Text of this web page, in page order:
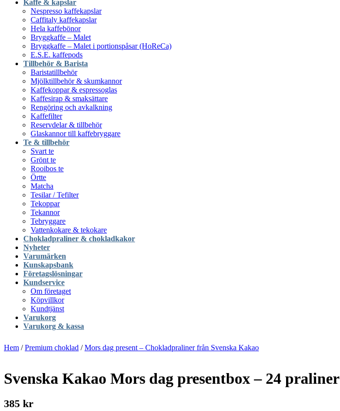
Kaffe & kapslar
Nespresso kaffekapslar
Caffitaly kaffekapslar
Hela kaffebönor
Bryggkaffe – Malet
Bryggkaffe – Malet i portionspåsar (HoReCa)
E.S.E. kaffepods
Tillbehör & Barista
Baristatillbehör
Mjölktillbehör & skumkannor
Kaffekoppar & espressoglas
Kaffesirap & smaksättare
Rengöring och avkalkning
Kaffefilter
Reservdelar & tillbehör
Glaskannor till kaffebryggare
Te & tillbehör
Svart te
Grönt te
Rooibos te
Örtte
Matcha
Tesilar / Tefilter
Tekoppar
Tekannor
Tebryggare
Vattenkokare & tekokare
Chokladpraliner & chokladkakor
Nyheter
Varumärken
Kunskapsbank
Företagslösningar
Kundservice
Om företaget
Köpvillkor
Kundtjänst
Varukorg
Varukorg & kassa
Hem /Premium choklad /Mors dag present – Chokladpraliner från Svenska Kakao
Svenska Kakao Mors dag presentbox – 24 praliner
385 kr